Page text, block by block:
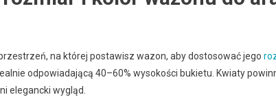
na której postawisz wazon, aby dostosować jego
odpowiadającą 40–60% wysokości bukietu. Kwiaty
elegancki wygląd.